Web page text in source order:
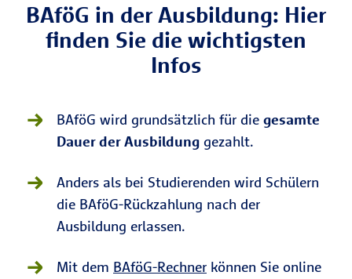
BAföG in der Ausbildung: Hier
finden Sie die wichtigsten
Infos
BAföG wird grundsätzlich für die gesamte
Dauer der Ausbildung gezahlt.
Anders als bei Studierenden wird Schülern
die BAföG-Rückzahlung nach der
Ausbildung erlassen.
Mit dem BAföG-Rechner können Sie online